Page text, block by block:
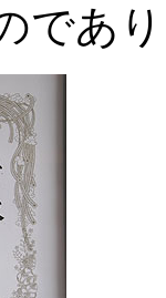
であ